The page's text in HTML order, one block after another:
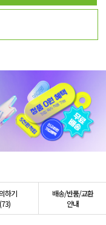
하기
(73)
배송/반품/교환
안내